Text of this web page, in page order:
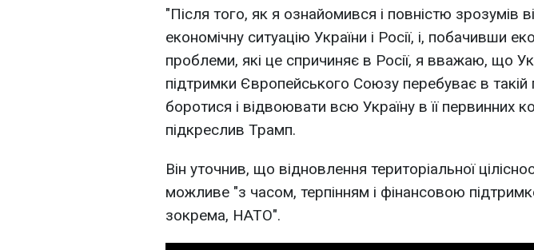
"Після того, як я ознайомився і повністю зрозумів
економічну ситуацію України і Росії, і, побачивши
проблеми, які це спричиняє в Росії, я вважаю, що
підтримки Європейського Союзу перебуває в такій
боротися і відвоювати всю Україну в її первинних
підкреслив Трамп.
Він уточнив, що відновлення територіальної
можливе "з часом, терпінням і фінансовою
зокрема, НАТО".